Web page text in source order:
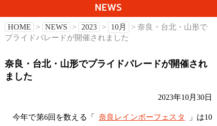
NEWS
HOME > NEWS > 2023 > 10月
> 奈良・台北・山形で
プライドパレードが開催されました
奈良・台北・山形でプライドパレードが開催され
ました
2023年10月30日
今年で第6回を数える「 奈良レインボーフェスタ
」は10